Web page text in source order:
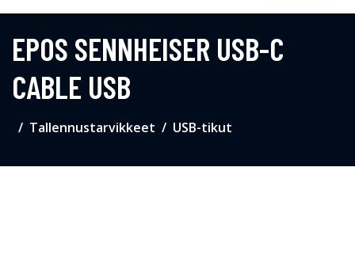
EPOS SENNHEISER USB-C
CABLE USB
Tallennustarvikkeet USB-tikut